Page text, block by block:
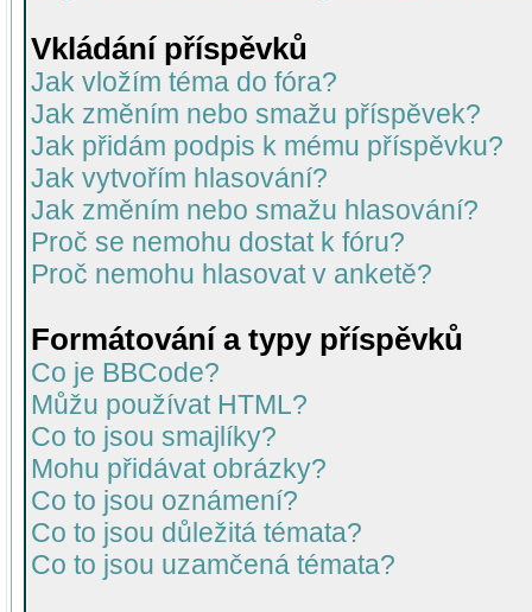
Vkládání příspěvků
Jak vložím téma do fóra?
Jak změním nebo smažu příspěvek?
Jak přidám podpis k mému příspěvku?
Jak vytvořím hlasování?
Jak změním nebo smažu hlasování?
Proč se nemohu dostat k fóru?
Proč nemohu hlasovat v anketě?
Formátování a typy příspěvků
Co je BBCode?
Můžu používat HTML?
Co to jsou smajlíky?
Mohu přidávat obrázky?
Co to jsou oznámení?
Co to jsou důležitá témata?
Co to jsou uzamčená témata?